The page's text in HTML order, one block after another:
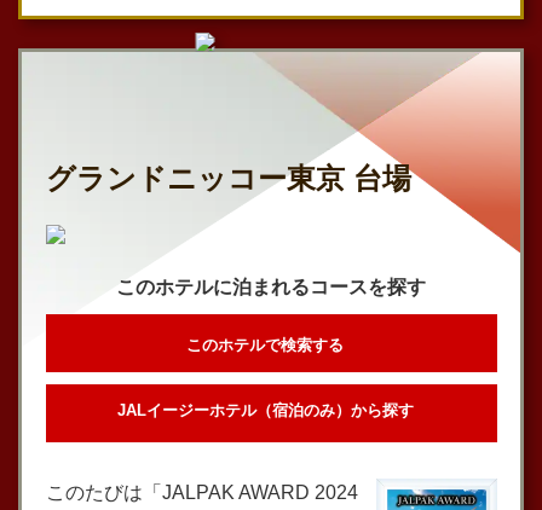
グランドニッコー東京 台場
このホテルに泊まれるコースを探す
このホテルで検索する
JALイージーホテル（宿泊のみ）から探す
このたびは「JALPAK AWARD 2024